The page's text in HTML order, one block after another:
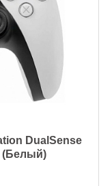
DualSense
(Белый)